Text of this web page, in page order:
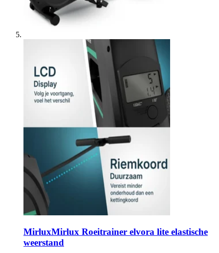
MirluxMirlux Roeitrainer elvora lite elastische
weerstand